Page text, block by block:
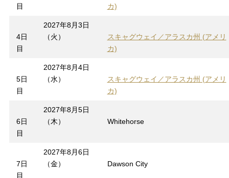
目
カ)
4日
目
2027年8月3日
（火）
スキャグウェイ／アラスカ州 (アメリ
カ)
5日
目
2027年8月4日
（水）
スキャグウェイ／アラスカ州 (アメリ
カ)
6日
目
2027年8月5日
（木）
Whitehorse
7日
目
2027年8月6日
（金）
Dawson City